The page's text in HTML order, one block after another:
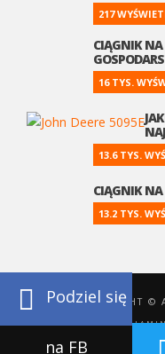
Podziel się
na FB
217
CIĄGNIK NA
16 TYS.
13.6 TYS.
CIĄGNIK NA
13.2 TYS.
COPYRIGHT ©